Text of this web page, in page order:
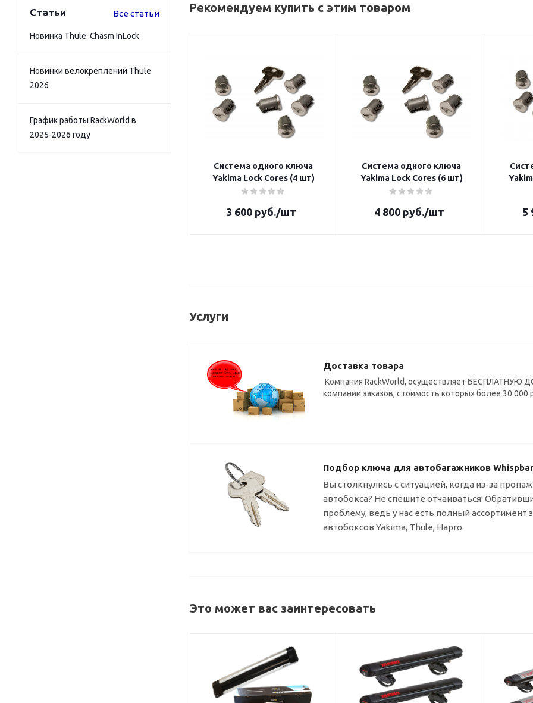
Рекомендуем купить с этим товаром
Система одного ключа
Yakima Lock Cores (4 шт)
3 600 руб./шт
Система одного ключа
Yakima Lock Cores (6 шт)
4 800 руб./шт 5
Услуги
Доставка товара
Компания RackWorld, осуществляет БЕСПЛАТНУЮ
компании заказов, стоимость которых более 30 000
Подбор ключа для автобагажников
Вы столкнулись с ситуацией, когда из-за
автобокса? Не спешите отчаиваться!
проблему, ведь у нас есть полный
автобоксов Yakima, Thule, Hapro.
Это может вас заинтересовать
Статьи Все статьи
Новинка Thule: Chasm InLock
Новинки велокреплений Thule
2026
График работы RackWorld в
2025-2026 году